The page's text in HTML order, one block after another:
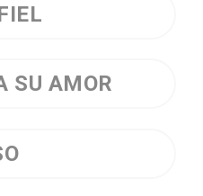
SU AMOR